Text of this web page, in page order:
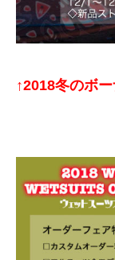
↑2018冬のボ